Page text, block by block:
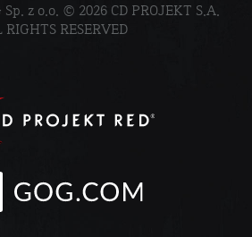
Sp. z o.o. © 2026 CD PROJEKT S.A.
RESERVED